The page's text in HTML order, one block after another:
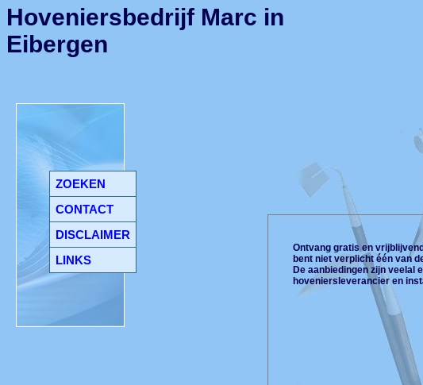
ZOEKEN
CONTACT
DISCLAIMER
LINKS
Hoveniersbedrijf Marc in
Eibergen
Ontvang gratis en vrijblijvend
bent niet verplicht één van
De aanbiedingen zijn veelal
hoveniersleverancier en